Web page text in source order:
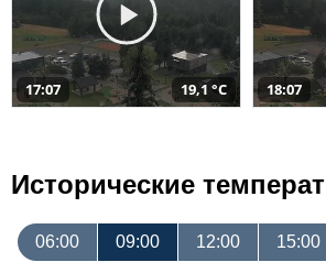
17:07 19,1 °C 18:07
Исторические
06:00 09:00 12:00 15:00